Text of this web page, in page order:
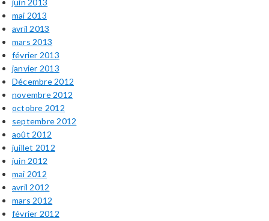
juin 2013
mai 2013
avril 2013
mars 2013
février 2013
janvier 2013
Décembre 2012
novembre 2012
octobre 2012
septembre 2012
août 2012
juillet 2012
juin 2012
mai 2012
avril 2012
mars 2012
février 2012